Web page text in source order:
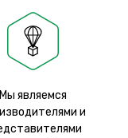
Мы являемся
и